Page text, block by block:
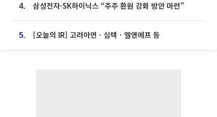
4. 삼성전자·SK하이닉스 “주주 환원 강화 방안 마련”
5. [오늘의 IR] 고려아연ㆍ심텍ㆍ엘앤에프 등